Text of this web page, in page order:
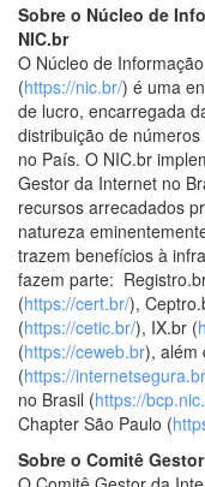
Sobre o Núcleo de
NIC.br
O Núcleo de
(https://nic.br/) é uma
de lucro, encarregada
distribuição de
no País. O NIC.br
Gestor da Internet no
recursos arrecadados
natureza
trazem benefícios à
fazem parte:
(https://cert.br/),
(https://cetic.br/), IX.br (
(https://ceweb.br), além
(https://internetsegura.br
no Brasil (https://
Chapter São Paulo (
Sobre o Comitê